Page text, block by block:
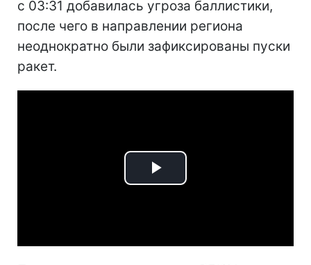
с 03:31 добавилась угроза баллистики,
после чего в направлении региона
неоднократно были зафиксированы пуски
ракет.
Play